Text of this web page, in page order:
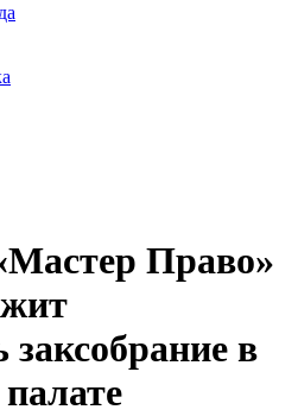
Право»
заксобрание в